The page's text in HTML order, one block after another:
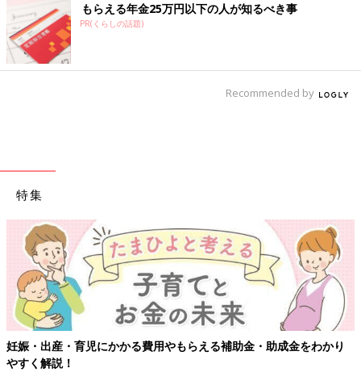
もらえる年金25万円以下の人が知るべき事
PR(くらしの話題)
Recommended by
特集
妊娠・出産・育児にかかる費用やもらえる補助金・助成金をわかり
やすく解説！